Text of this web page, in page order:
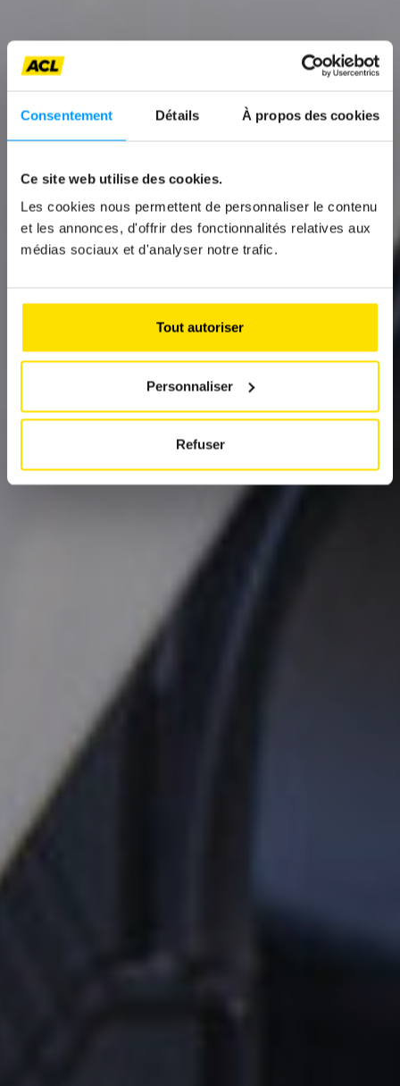
Consentement Détails À propos des cookies
Ce site web utilise des cookies.
Les cookies nous permettent de personnaliser le contenu
et les annonces, d'offrir des fonctionnalités relatives aux
médias sociaux et d'analyser notre trafic.
Tout autoriser
Personnaliser
Refuser
„DER
MOTORRADHELM
IST DEFINITIV NOCH
ENTWICKELT“
Andreas Krüger, Entwicklungsleiter bei
Schuberth